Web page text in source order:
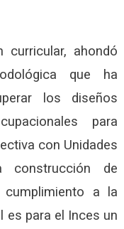
ahondó
que ha
los diseños
para
con Unidades
construcción de
a la
es para el Inces un